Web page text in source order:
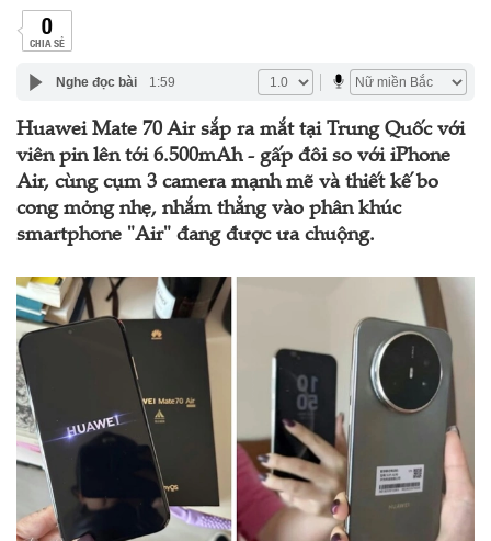
0
CHIA SẺ
Nghe đọc bài 1:59
Huawei Mate 70 Air sắp ra mắt tại Trung Quốc với
viên pin lên tới 6.500mAh - gấp đôi so với iPhone
Air, cùng cụm 3 camera mạnh mẽ và thiết kế bo
cong mỏng nhẹ, nhắm thẳng vào phân khúc
smartphone "Air" đang được ưa chuộng.